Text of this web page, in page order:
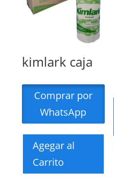
kimlark caja
Comprar por
WhatsApp
Agegar al
Carrito